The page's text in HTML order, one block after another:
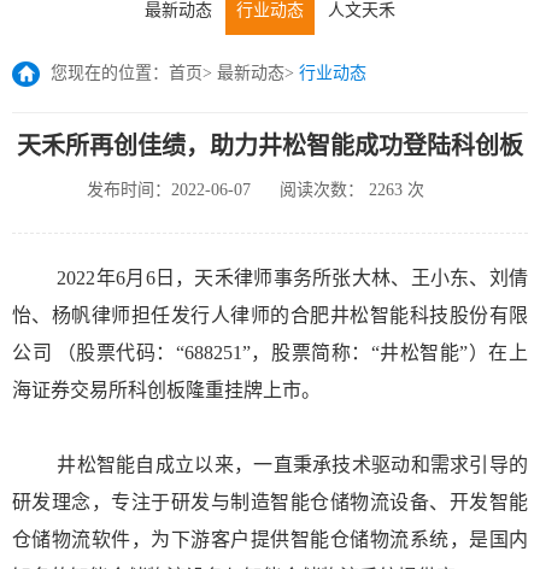
最新动态 行业动态 人文天禾
您现在的位置： 首页> 最新动态> 行业动态
天禾所再创佳绩，助力井松智能成功登陆科创板
发布时间：2022-06-07 阅读次数： 2263 次
2022年6月 6日 ，天禾律师事务所张大林、王小东、刘倩
怡、杨帆律师担任发行人律师的合肥井松智能科技股份有限
公司
（股票代码： “688251”， 股票简称： “井松智能”）在上
海证券交易所科创板隆重挂牌上市。
井松智能自成立以来，一直秉承技术驱动和需求引导的
研发理念，专注于研发与制造智能仓储物流设备、开发智能
仓储物流软件，为下游客户提供智能仓储物流系统，是国内